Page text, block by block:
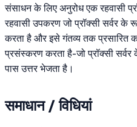
संसाधन के लिए अनुरोध एक रहवासी
रहवासी उपकरण जो प्रॉक्सी सर्वर के
करता है और इसे गंतव्य तक प्रसारित
प्रसंस्करण करता है-जो प्रॉक्सी
पास उत्तर भेजता है।
समाधान / विधियां